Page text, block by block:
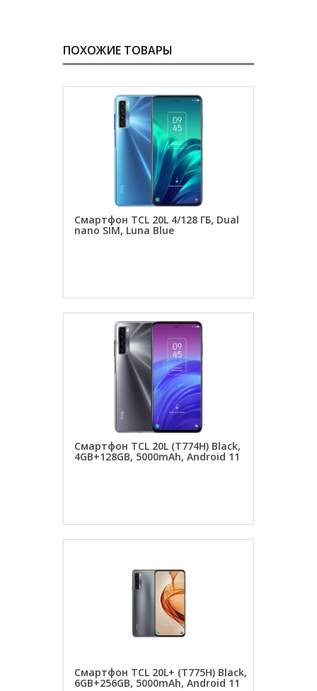
ПОХОЖИЕ ТОВАРЫ
Смартфон TCL 20L 4/128 ГБ, Dual
nano SIM, Luna Blue
Смартфон TCL 20L (T774H) Black,
4GB+128GB, 5000mAh, Android 11
Смартфон TCL 20L+ (T775H) Black,
6GB+256GB, 5000mAh, Android 11